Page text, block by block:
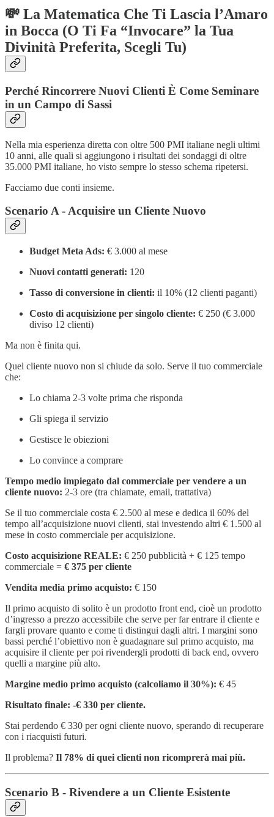
💸 La Matematica Che Ti Lascia l’Amaro
in Bocca (O Ti Fa “Invocare” la Tua
Divinità Preferita, Scegli Tu)
Perché Rincorrere Nuovi Clienti È Come Seminare
in un Campo di Sassi
Nella mia esperienza diretta con oltre 500 PMI italiane negli ultimi
10 anni, alle quali si aggiungono i risultati dei sondaggi di oltre
35.000 PMI italiane, ho visto sempre lo stesso schema ripetersi.
Facciamo due conti insieme.
Scenario A - Acquisire un Cliente Nuovo
Budget Meta Ads: € 3.000 al mese
Nuovi contatti generati: 120
Tasso di conversione in clienti: il 10% (12 clienti paganti)
Costo di acquisizione per singolo cliente: € 250 (€ 3.000
diviso 12 clienti)
Ma non è finita qui.
Quel cliente nuovo non si chiude da solo. Serve il tuo commerciale
che:
Lo chiama 2-3 volte prima che risponda
Gli spiega il servizio
Gestisce le obiezioni
Lo convince a comprare
Tempo medio impiegato dal commerciale per vendere a un
cliente nuovo: 2-3 ore (tra chiamate, email, trattativa)
Se il tuo commerciale costa € 2.500 al mese e dedica il 60% del
tempo all’acquisizione nuovi clienti, stai investendo altri € 1.500 al
mese in costo commerciale per acquisizione.
Costo acquisizione REALE: € 250 pubblicità + € 125 tempo
commerciale = € 375 per cliente
Vendita media primo acquisto: € 150
Il primo acquisto di solito è un prodotto front end, cioè un prodotto
d’ingresso a prezzo accessibile che serve per far entrare il cliente e
fargli provare quanto e come ti distingui dagli altri. I margini sono
bassi perché l’obiettivo non è guadagnare sul primo acquisto, ma
acquisire il cliente per poi rivendergli prodotti di back end, ovvero
quelli a margine più alto.
Margine medio primo acquisto (calcoliamo il 30%): € 45
Risultato finale: -€ 330 per cliente.
Stai perdendo € 330 per ogni cliente nuovo, sperando di recuperare
con i riacquisti futuri.
Il problema? Il 78% di quei clienti non ricomprerà mai più.
Scenario B - Rivendere a un Cliente Esistente